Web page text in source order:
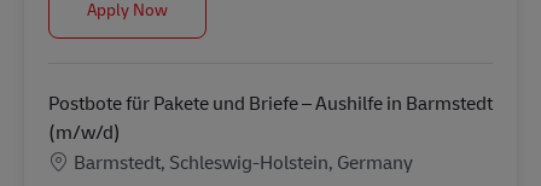
Apply NowPostbote für Pakete und Briefe in Eutin (m/w/d)
Postbote für Pakete und Briefe – Aushilfe in Barmstedt
(m/w/d)
Location
Barmstedt, Schleswig-Holstein, Germany